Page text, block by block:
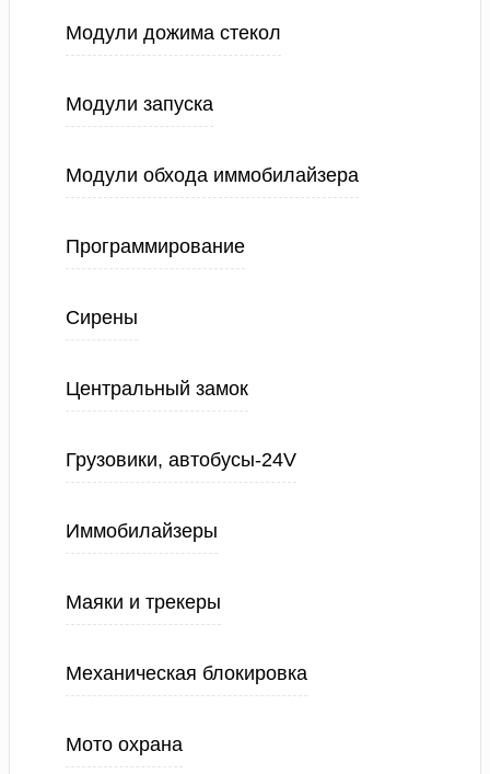
Модули дожима стекол
Модули запуска
Модули обхода иммобилайзера
Программирование
Сирены
Центральный замок
Грузовики, автобусы-24V
Иммобилайзеры
Маяки и трекеры
Механическая блокировка
Мото охрана